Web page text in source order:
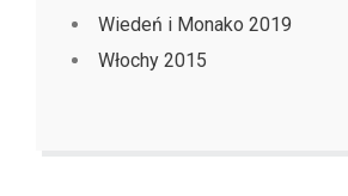
Wiedeń i Monako 2019
Włochy 2015